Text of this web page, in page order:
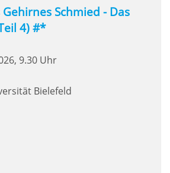
Schmied - Das
4) #*
9.30 Uhr
Bielefeld